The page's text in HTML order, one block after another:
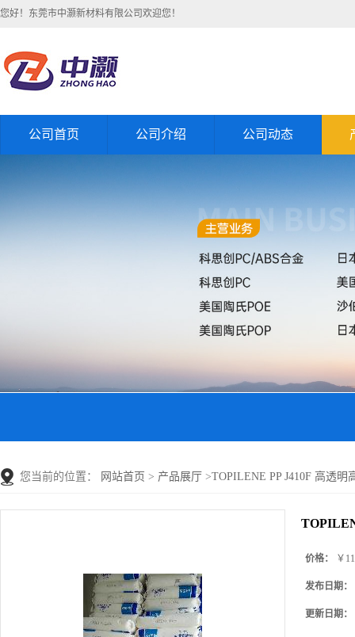
您好！东莞市中灏新材料有限公司欢迎您！
公司首页 公司介绍 公司动态
您当前的位置： 网站首页 > 产品展厅 >TOPILENE PP J410F 高透明
价格： ￥
发布日期：
更新日期：